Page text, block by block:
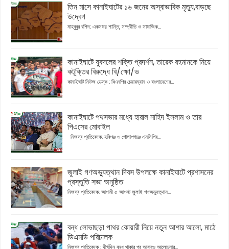
তিন মাসে কানাইঘাটের ১৬ জনের অস্বাভাবিক মৃত্যু,বাড়ছে
উদ্বেগ
মাহবুবুর রশিদ: একসময় শান্তি, সম্প্রীতি ও সামাজিক...
কানাইঘাটে যুবদলের শক্তি প্রদর্শন, তারেক রহমানকে নিয়ে
কটূক্তির বিরুদ্ধে বি/ক্ষো/ভ
কানাইঘাট নিউজ ডেস্ক : বিএনপির চেয়ারম্যান ও বাংলাদেশের...
কানাইঘাটে পথসভার মধ্যে হারাল নাহিদ ইসলাম ও তার
পিএসের মোবাইল
নিজস্ব প্রতিবেদক: হবিগঞ্জ ও গোলাপগঞ্জে এনসিপির...
জুলাই গণঅভ্যুত্থান দিবস উপলক্ষে কানাইঘাটে প্রশাসনের
প্রস্তুতি সভা অনুষ্ঠিত
নিজস্ব প্রতিবেদক: আগামী ৫ আগস্ট জুলাই গণঅভ্যুত্থান...
বন্ধ লোভাছড়া পাথর কোয়ারী নিয়ে নতুন আশার আলো, মাঠে
ডিএমডি পরিচালক
নিজস্ব প্রতিবেদক : দীর্ঘদিন বন্ধ থাকার পর আবারও আলোচনার...